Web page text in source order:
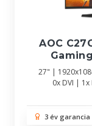
AOC
27" |
0x DVI | 1x
3 év garancia